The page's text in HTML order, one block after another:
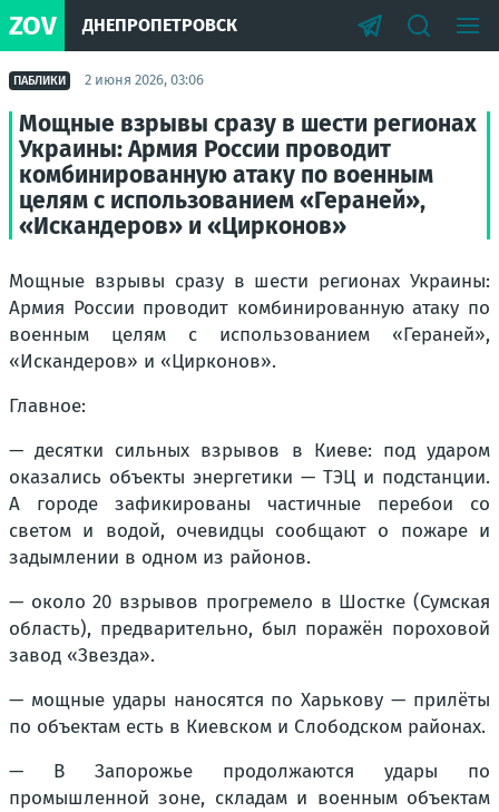
ZOV ДНЕПРОПЕТРОВСК
ПАБЛИКИ 2 июня 2026, 03:06
Мощные взрывы сразу в шести регионах
Украины: Армия России проводит
комбинированную атаку по военным
целям с использованием «Гераней»,
«Искандеров» и «Цирконов»
Мощные взрывы сразу в шести регионах Украины:
Армия России проводит комбинированную атаку по
военным целям с использованием «Гераней»,
«Искандеров» и «Цирконов».
Главное:
— десятки сильных взрывов в Киеве: под ударом
оказались объекты энергетики — ТЭЦ и подстанции.
А городе зафикированы частичные перебои со
светом и водой, очевидцы сообщают о пожаре и
задымлении в одном из районов.
— около 20 взрывов прогремело в Шостке (Сумская
область), предварительно, был поражён пороховой
завод «Звезда».
— мощные удары наносятся по Харькову — прилёты
по объектам есть в Киевском и Слободском районах.
— В Запорожье продолжаются удары по
промышленной зоне, складам и военным объектам